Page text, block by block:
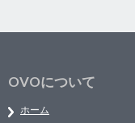
OVOについて
ホーム